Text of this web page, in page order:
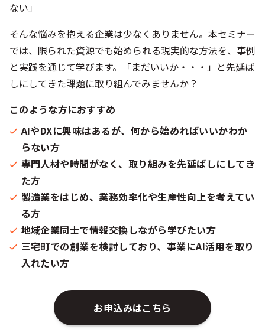
ない」
そんな悩みを抱える企業は少なくありません。本セミナー
では、限られた資源でも始められる現実的な方法を、事例
と実践を通じて学びます。「まだいいか・・・」と先延ば
しにしてきた課題に取り組んでみませんか？
このような方におすすめ
AIやDXに興味はあるが、何から始めればいいかわか
らない方
専門人材や時間がなく、取り組みを先延ばしにしてき
た方
製造業をはじめ、業務効率化や生産性向上を考えてい
る方
地域企業同士で情報交換しながら学びたい方
三宅町での創業を検討しており、事業にAI活用を取り
入れたい方​
お申込みはこちら